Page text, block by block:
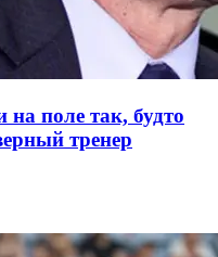
поле так, будто
тренер